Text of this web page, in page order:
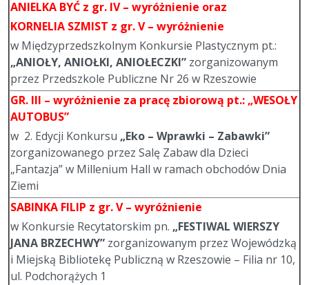
ANIELKA BYĆ z gr. IV – wyróżnienie oraz
KORNELIA SZMIST z gr. V – wyróżnienie
w Międzyprzedszkolnym Konkursie Plastycznym pt.:
„ANIOŁY, ANIOŁKI, ANIOŁECZKI” zorganizowanym
przez Przedszkole Publiczne Nr 26 w Rzeszowie
GR. III – wyróżnienie za pracę zbiorową pt.: „WESOŁY
AUTOBUS”
w 2. Edycji Konkursu „Eko – Wprawki – Zabawki”
zorganizowanego przez Salę Zabaw dla Dzieci
„Fantazja” w Millenium Hall w ramach obchodów Dnia
Ziemi
SABINKA FILIP z gr. V – wyróżnienie
w Konkursie Recytatorskim pn. „FESTIWAL WIERSZY
JANA BRZECHWY” zorganizowanym przez Wojewódzką
i Miejską Bibliotekę Publiczną w Rzeszowie – Filia nr 10,
ul. Podchorążych 1